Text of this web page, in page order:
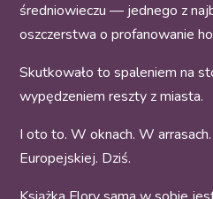
średniowieczu — jednego z
oszczerstwa o profanowanie
Skutkowało to spaleniem na
wypędzeniem reszty z miasta.
I oto to. W oknach. W
Europejskiej. Dziś.